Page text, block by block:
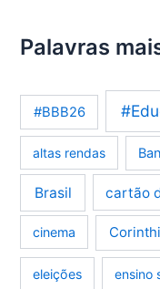
Palavras
#BBB26
altas rendas
Brasil cartão
cinema
eleições ensino